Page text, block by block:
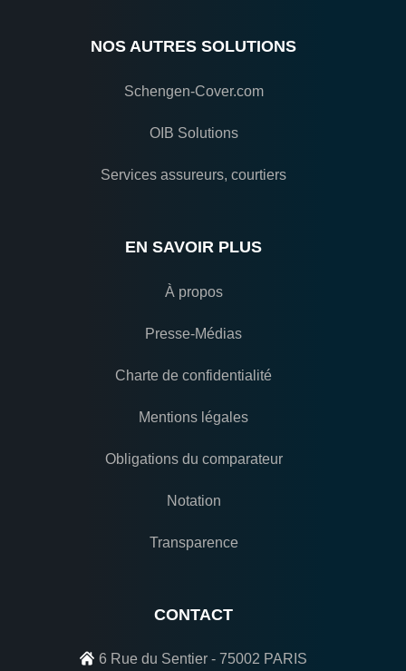
NOS AUTRES SOLUTIONS
Schengen-Cover.com
OIB Solutions
Services assureurs, courtiers
EN SAVOIR PLUS
À propos
Presse-Médias
Charte de confidentialité
Mentions légales
Obligations du comparateur
Notation
Transparence
CONTACT
6 Rue du Sentier - 75002 PARIS